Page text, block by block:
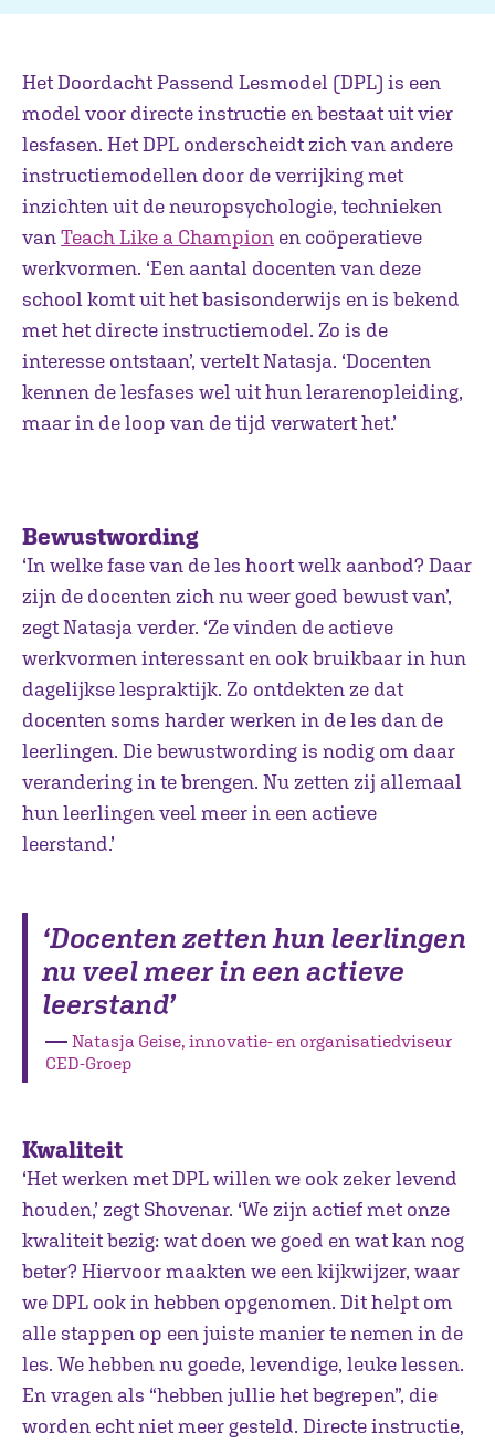
Het Doordacht Passend Lesmodel (DPL) is een
model voor directe instructie en bestaat uit vier
lesfasen. Het DPL onderscheidt zich van andere
instructiemodellen door de verrijking met
inzichten uit de neuropsychologie, technieken
van Teach Like a Champion en coöperatieve
werkvormen. ‘Een aantal docenten van deze
school komt uit het basisonderwijs en is bekend
met het directe instructiemodel. Zo is de
interesse ontstaan’, vertelt Natasja. ‘Docenten
kennen de lesfases wel uit hun lerarenopleiding,
maar in de loop van de tijd verwatert het.’
Bewustwording
‘In welke fase van de les hoort welk aanbod? Daar
zijn de docenten zich nu weer goed bewust van’,
zegt Natasja verder. ‘Ze vinden de actieve
werkvormen interessant en ook bruikbaar in hun
dagelijkse lespraktijk. Zo ontdekten ze dat
docenten soms harder werken in de les dan de
leerlingen. Die bewustwording is nodig om daar
verandering in te brengen. Nu zetten zij allemaal
hun leerlingen veel meer in een actieve
leerstand.’
‘Docenten zetten hun leerlingen
nu veel meer in een actieve
leerstand’
― Natasja Geise, innovatie- en organisatiedviseur
CED-Groep
Kwaliteit
‘Het werken met DPL willen we ook zeker levend
houden,’ zegt Shovenar. ‘We zijn actief met onze
kwaliteit bezig: wat doen we goed en wat kan nog
beter? Hiervoor maakten we een kijkwijzer, waar
we DPL ook in hebben opgenomen. Dit helpt om
alle stappen op een juiste manier te nemen in de
les. We hebben nu goede, levendige, leuke lessen.
En vragen als “hebben jullie het begrepen”, die
worden echt niet meer gesteld. Directe instructie,